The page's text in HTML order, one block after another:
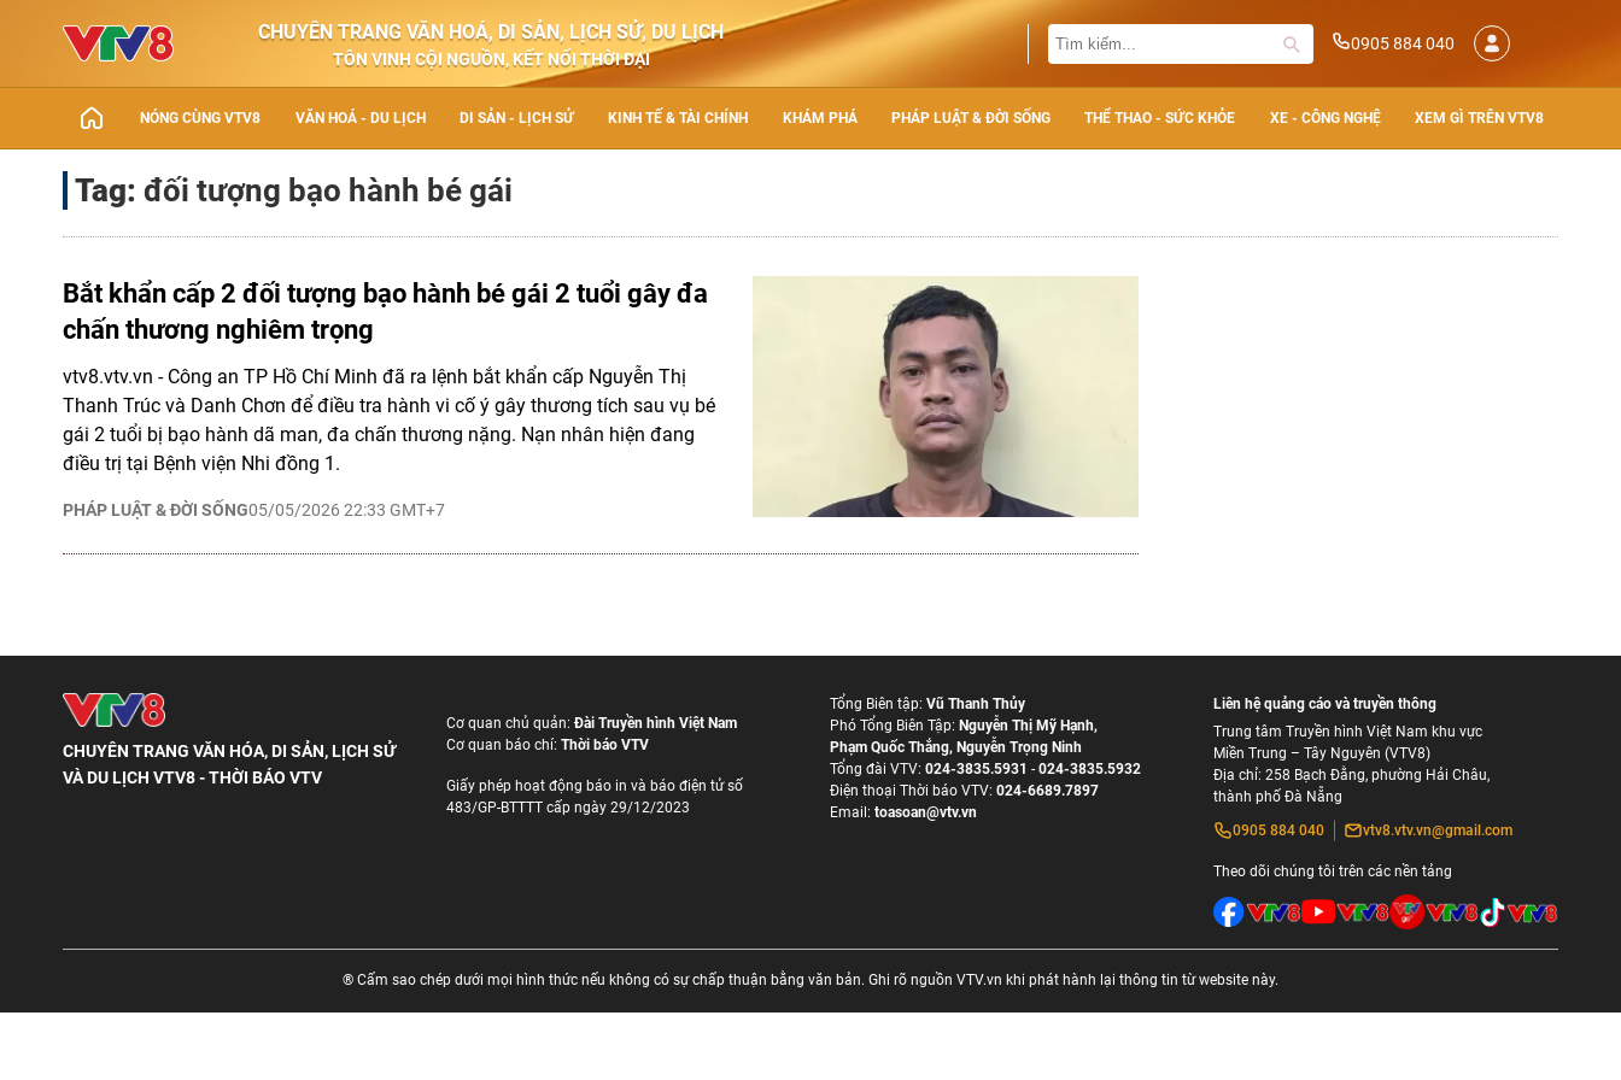
CHUYÊN TRANG VĂN HOÁ, DI SẢN, LỊCH SỬ, DU LỊCH
TÔN VINH CỘI NGUỒN, KẾT NỐI THỜI ĐẠI
0905 884 040
NÓNG CÙNG VTV8 VĂN HOÁ - DU LỊCH DI SẢN - LỊCH SỬ KINH TẾ & TÀI CHÍNH KHÁM PHÁ PHÁP LUẬT & ĐỜI SỐNG THỂ THAO - SỨC KHỎE XE - CÔNG NGHỆ XEM GÌ TRÊN VTV8
Tag: đối tượng bạo hành bé gái
Bắt khẩn cấp 2 đối tượng bạo hành bé gái 2 tuổi gây đa
chấn thương nghiêm trọng
PHÁP LUẬT & ĐỜI SỐNG05/05/2026 22:33 GMT+7
vtv8.vtv.vn - Công an TP Hồ Chí Minh đã ra lệnh bắt khẩn cấp Nguyễn Thị
Thanh Trúc và Danh Chơn để điều tra hành vi cố ý gây thương tích sau vụ bé
gái 2 tuổi bị bạo hành dã man, đa chấn thương nặng. Nạn nhân hiện đang
điều trị tại Bệnh viện Nhi đồng 1.
CHUYÊN TRANG VĂN HÓA, DI SẢN, LỊCH SỬ
VÀ DU LỊCH VTV8 - THỜI BÁO VTV
Cơ quan chủ quản:Đài Truyền hình Việt Nam
Cơ quan báo chí: Thời báo VTV
Giấy phép hoạt động báo in và báo điện tử số
483/GP-BTTTT cấp ngày 29/12/2023
Tổng Biên tập: Vũ Thanh Thủy
Phó Tổng Biên Tập: Nguyễn Thị Mỹ Hạnh,
Phạm Quốc Thắng, Nguyễn Trọng Ninh
Tổng đài VTV: 024-3835.5931 - 024-3835.5932
Ðiện thoại Thời báo VTV: 024-6689.7897
Email: toasoan@vtv.vn
Liên hệ quảng cáo và truyền thông
Trung tâm Truyền hình Việt Nam khu vực
Miền Trung – Tây Nguyên (VTV8)
Địa chỉ: 258 Bạch Đằng, phường Hải Châu,
thành phố Đà Nẵng
0905 884 040
vtv8.vtv.vn@gmail.com
Theo dõi chúng tôi trên các nền tảng
® Cấm sao chép dưới mọi hình thức nếu không có sự chấp thuận bằng văn bản. Ghi rõ nguồn VTV.vn khi phát hành lại thông tin từ website này.